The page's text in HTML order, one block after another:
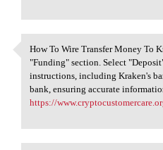
How To Wire Transfer
How To Wire Transfer Money To
"Funding" section. Select
instructions, including Kraken's
bank, ensuring accurate
https://